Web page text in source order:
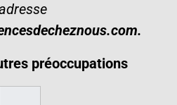
.
préoccupations